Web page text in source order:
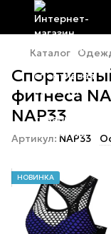
Каталог
фитнеса
NAP33
Артикул: NAP33
НОВИНКА